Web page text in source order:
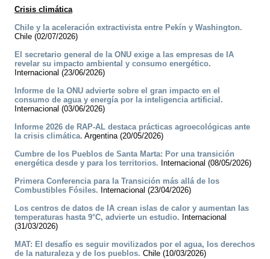
Crisis climática
Chile y la aceleración extractivista entre Pekín y Washington.
Chile (02/07/2026)
El secretario general de la ONU exige a las empresas de IA
revelar su impacto ambiental y consumo energético.
Internacional (23/06/2026)
Informe de la ONU advierte sobre el gran impacto en el
consumo de agua y energía por la inteligencia artificial.
Internacional (03/06/2026)
Informe 2026 de RAP-AL destaca prácticas agroecológicas ante
la crisis climática. Argentina (20/05/2026)
Cumbre de los Pueblos de Santa Marta: Por una transición
energética desde y para los territorios. Internacional (08/05/2026)
Primera Conferencia para la Transición más allá de los
Combustibles Fósiles. Internacional (23/04/2026)
Los centros de datos de IA crean islas de calor y aumentan las
temperaturas hasta 9°C, advierte un estudio. Internacional
(31/03/2026)
MAT: El desafío es seguir movilizados por el agua, los derechos
de la naturaleza y de los pueblos. Chile (10/03/2026)